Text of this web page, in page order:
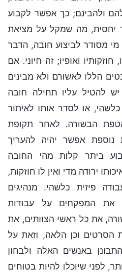
ולהבינם; כך אפשר לקבוע
יחסית, מה שמקל על מציאת
מסודר לביצוע חובה, הדבר
ואופיו; זה חיוני. אם
הללו לאשורם ולא מבינים
להטיל עליו תחילה חובה
או לסדר אותו לאיתור
הבשורה. לאחר תקופת
נוספת אפשר יהיה להעריך
ביתר קלות מהי החובה
ירודה מדי ואין לו חוזקות,
פיזית כלשהי. מנהיגים
את המפקחים על עבודות
את כל ראשי הצוותים, את
הסרטים וכן הלאה, וזאת על
באנשים האלה ולבחון
לפני שיוכלו להיות בטוחים